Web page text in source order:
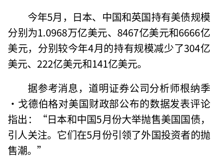
今年5月，日本、中国和英国持有美债规模
分别为1.0968万亿美元、8467亿美元和6666亿
美元，分别较今年4月的持有规模减少了304亿
美元、222亿美元和141亿美元。
据参考消息，道明证券公司分析师根纳季
·戈德伯格对美国财政部公布的数据发表评论
指出：“日本和中国5月份大举抛售美国国债，
引人关注。它们在5月份引领了外国投资者的抛
售潮。”